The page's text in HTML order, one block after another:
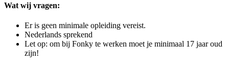
Wat wij vragen:
Er is geen minimale opleiding vereist.
Nederlands sprekend
Let op: om bij Fonky te werken moet je minimaal 17 jaar oud
zijn!